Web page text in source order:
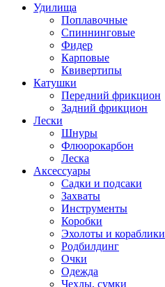
Удилища
Поплавочные
Спиннинговые
Фидер
Карповые
Квивертипы
Катушки
Передний фрикцион
Задний фрикцион
Лески
Шнуры
Флюорокарбон
Леска
Аксессуары
Садки и подсаки
Захваты
Инструменты
Коробки
Эхолоты и кораблики
Родбилдинг
Очки
Одежда
Чехлы, сумки